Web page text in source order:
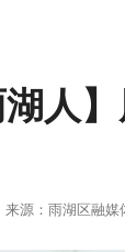
湖人
源：雨湖区融媒